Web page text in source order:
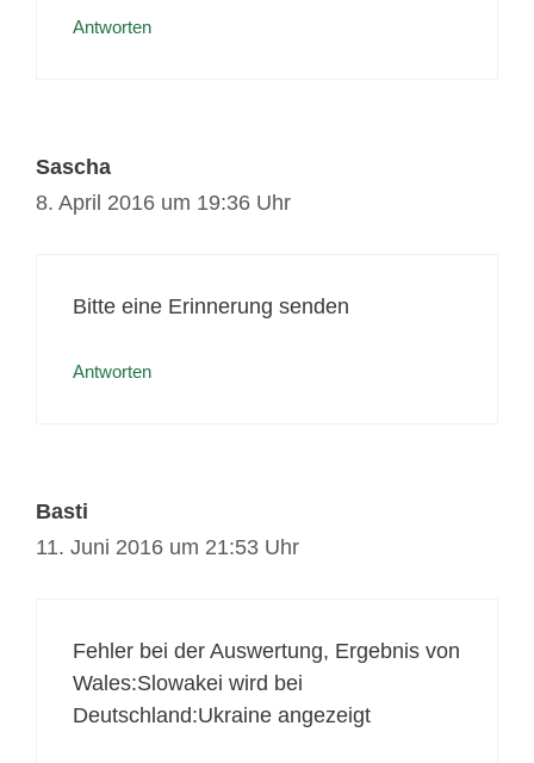
Antworten
Sascha
8. April 2016 um 19:36 Uhr
Bitte eine Erinnerung senden
Antworten
Basti
11. Juni 2016 um 21:53 Uhr
Fehler bei der Auswertung, Ergebnis von
Wales:Slowakei wird bei
Deutschland:Ukraine angezeigt